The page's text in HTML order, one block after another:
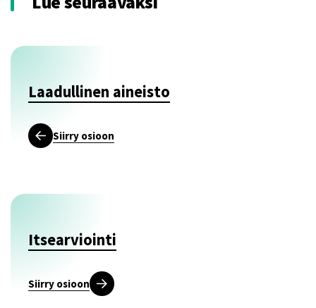
Laadullinen aineisto
Siirry osioon
Itsearviointi
Siirry osioon